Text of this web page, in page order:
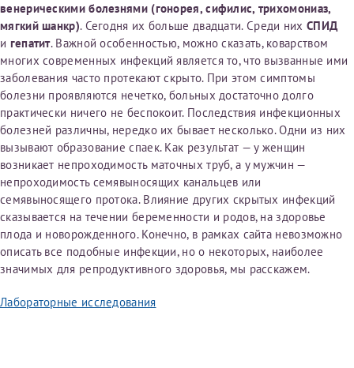
венерическими болезнями (гонорея, сифилис, трихомониаз,
мягкий шанкр). Сегодня их больше двадцати. Среди них СПИД
и гепатит. Важной особенностью, можно сказать, коварством
многих современных инфекций является то, что вызванные ими
заболевания часто протекают скрыто. При этом симптомы
болезни проявляются нечетко, больных достаточно долго
практически ничего не беспокоит. Последствия инфекционных
болезней различны, нередко их бывает несколько. Одни из них
вызывают образование спаек. Как результат — у женщин
возникает непроходимость маточных труб, а у мужчин —
непроходимость семявыносящих канальцев или
семявыносящего протока. Влияние других скрытых инфекций
сказывается на течении беременности и родов, на здоровье
плода и новорожденного. Конечно, в рамках сайта невозможно
описать все подобные инфекции, но о некоторых, наиболее
значимых для репродуктивного здоровья, мы расскажем.
Лабораторные исследования
Для предоставления в налоговые органы Российской
Федерации, выписать ее на имя:
Имя*
Отчество*
ИНН Налогоплательщика*
налогоплательщика